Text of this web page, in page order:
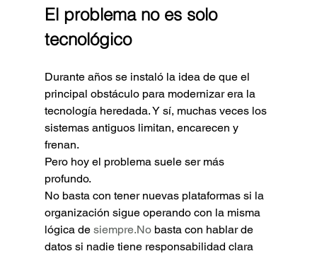
El problema no es solo
tecnológico
Durante años se instaló la idea de que el
principal obstáculo para modernizar era la
tecnología heredada. Y sí, muchas veces los
sistemas antiguos limitan, encarecen y
frenan.
Pero hoy el problema suele ser más
profundo.
No basta con tener nuevas plataformas si la
organización sigue operando con la misma
lógica de siempre.No basta con hablar de
datos si nadie tiene responsabilidad clara